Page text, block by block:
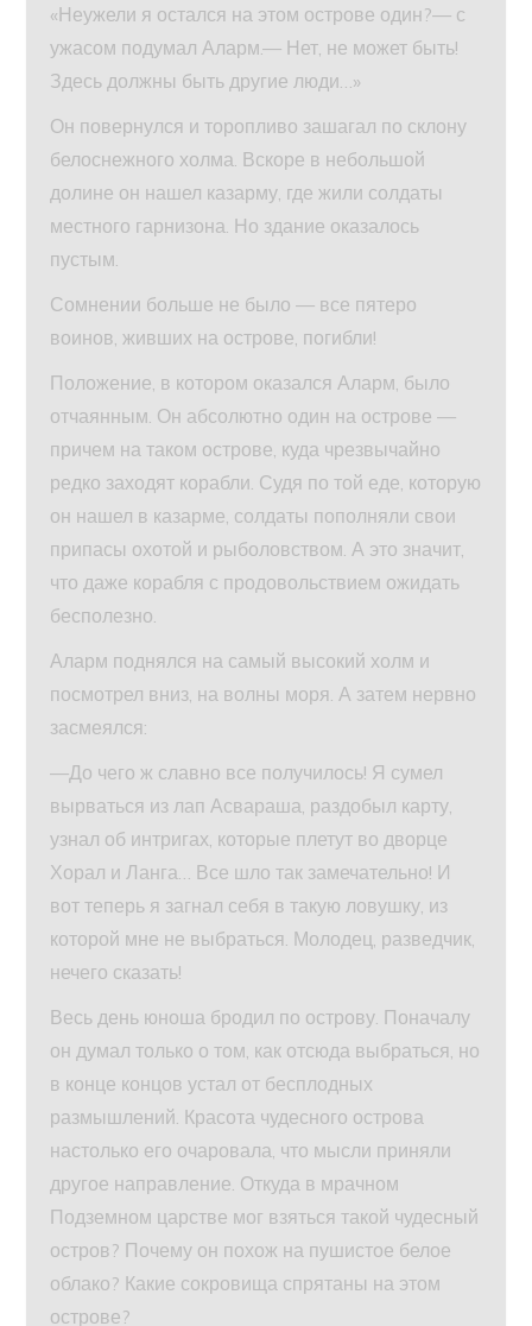
«Неужели я остался на этом острове один?— с
ужасом подумал Аларм.— Нет, не может быть!
Здесь должны быть другие люди…»
Он повернулся и торопливо зашагал по склону
белоснежного холма. Вскоре в небольшой
долине он нашел казарму, где жили солдаты
местного гарнизона. Но здание оказалось
пустым.
Сомнении больше не было — все пятеро
воинов, живших на острове, погибли!
Положение, в котором оказался Аларм, было
отчаянным. Он абсолютно один на острове —
причем на таком острове, куда чрезвычайно
редко заходят корабли. Судя по той еде, которую
он нашел в казарме, солдаты пополняли свои
припасы охотой и рыболовством. А это значит,
что даже корабля с продовольствием ожидать
бесполезно.
Аларм поднялся на самый высокий холм и
посмотрел вниз, на волны моря. А затем нервно
засмеялся:
—До чего ж славно все получилось! Я сумел
вырваться из лап Асвараша, раздобыл карту,
узнал об интригах, которые плетут во дворце
Хорал и Ланга… Все шло так замечательно! И
вот теперь я загнал себя в такую ловушку, из
которой мне не выбраться. Молодец, разведчик,
нечего сказать!
Весь день юноша бродил по острову. Поначалу
он думал только о том, как отсюда выбраться, но
в конце концов устал от бесплодных
размышлений. Красота чудесного острова
настолько его очаровала, что мысли приняли
другое направление. Откуда в мрачном
Подземном царстве мог взяться такой чудесный
остров? Почему он похож на пушистое белое
облако? Какие сокровища спрятаны на этом
острове?